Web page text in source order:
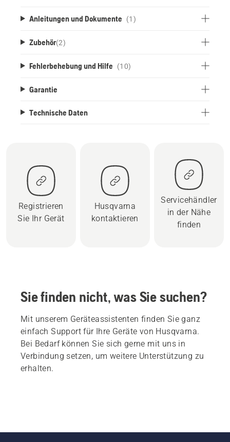
Anleitungen und Dokumente (1)
Zubehör(2)
Fehlerbehebung und Hilfe (10)
Garantie
Technische Daten
Registrieren
Sie Ihr Gerät
Husqvarna
kontaktieren
Servicehändler
in der Nähe
finden
Sie finden nicht, was Sie suchen?
Mit unserem Geräteassistenten finden Sie ganz
einfach Support für Ihre Geräte von Husqvarna.
Bei Bedarf können Sie sich gerne mit uns in
Verbindung setzen, um weitere Unterstützung zu
erhalten.